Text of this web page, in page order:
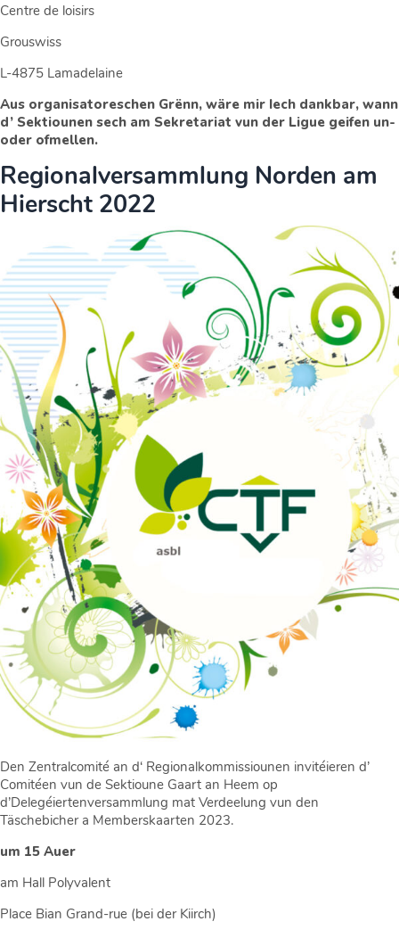
Centre de loisirs
Grouswiss
L-4875 Lamadelaine
Aus organisatoreschen Grënn, wäre mir Iech dankbar, wann
d’ Sektiounen sech am Sekretariat vun der Ligue geifen un-
oder ofmellen.
Regionalversammlung Norden am
Hierscht 2022
Den Zentralcomité an d‘ Regionalkommissiounen invitéieren d’
Comitéen vun de Sektioune Gaart an Heem op
d’Delegéiertenversammlung mat Verdeelung vun den
Täschebicher a Memberskaarten 2023.
um 15 Auer
am Hall Polyvalent
Place Bian Grand-rue (bei der Kiirch)